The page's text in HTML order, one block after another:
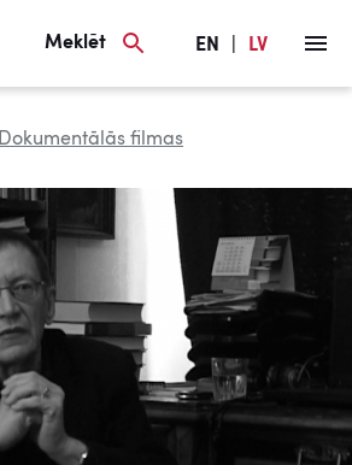
Meklēt EN LV
Dokumentālās filmas